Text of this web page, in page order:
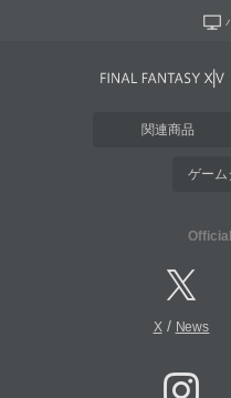
関連商品
ゲーム
X/ News